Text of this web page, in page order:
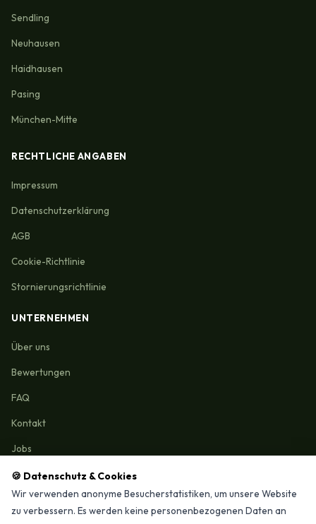
🍪 Datenschutz & Cookies
Wir verwenden anonyme Besucherstatistiken, um unsere Website
zu verbessern. Es werden keine personenbezogenen Daten an
Sendling
Neuhausen
Haidhausen
Pasing
München-Mitte
RECHTLICHE ANGABEN
Impressum
Datenschutzerklärung
AGB
Cookie-Richtlinie
Stornierungsrichtlinie
UNTERNEHMEN
Über uns
Bewertungen
FAQ
Kontakt
Jobs
Reinigungmunchen.de © 2026 Alle Rechte vorbehalten